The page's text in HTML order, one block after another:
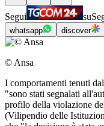
Segui su
whatsapp discover
© Ansa
I comportamenti tenuti
"sono stati segnalati
profilo della violazione
(Vilipendio delle